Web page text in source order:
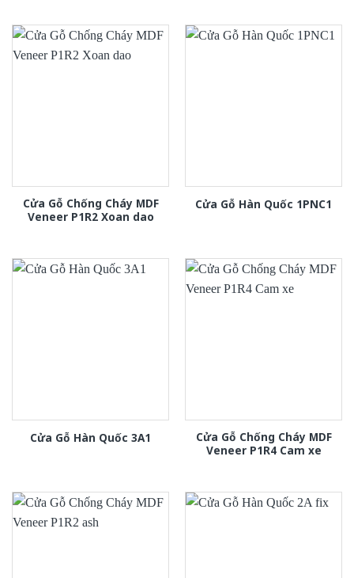
Cửa Gỗ Chống Cháy MDF
Veneer P1R2 Xoan dao
Cửa Gỗ Hàn Quốc 1PNC1
Cửa Gỗ Hàn Quốc 3A1
Cửa Gỗ Chống Cháy MDF
Veneer P1R4 Cam xe